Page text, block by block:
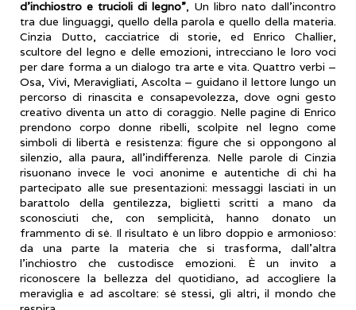
d’inchiostro e trucioli di legno”, Un libro nato dall’incontro
tra due linguaggi, quello della parola e quello della materia.
Cinzia Dutto, cacciatrice di storie, ed Enrico Challier,
scultore del legno e delle emozioni, intrecciano le loro voci
per dare forma a un dialogo tra arte e vita. Quattro verbi –
Osa, Vivi, Meravigliati, Ascolta – guidano il lettore lungo un
percorso di rinascita e consapevolezza, dove ogni gesto
creativo diventa un atto di coraggio. Nelle pagine di Enrico
prendono corpo donne ribelli, scolpite nel legno come
simboli di libertà e resistenza: figure che si oppongono al
silenzio, alla paura, all’indifferenza. Nelle parole di Cinzia
risuonano invece le voci anonime e autentiche di chi ha
partecipato alle sue presentazioni: messaggi lasciati in un
barattolo della gentilezza, biglietti scritti a mano da
sconosciuti che, con semplicità, hanno donato un
frammento di sé. Il risultato è un libro doppio e armonioso:
da una parte la materia che si trasforma, dall’altra
l’inchiostro che custodisce emozioni. È un invito a
riconoscere la bellezza del quotidiano, ad accogliere la
meraviglia e ad ascoltare: sé stessi, gli altri, il mondo che